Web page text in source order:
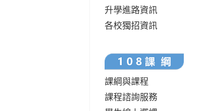
升學進路資訊
各校獨招資訊
課綱與課程
課程諮詢服務